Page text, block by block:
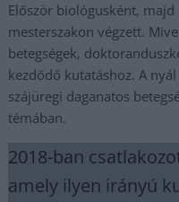
Először biológusként,
mesterszakon végzett.
betegségek,
kezdődő kutatáshoz. A
szájüregi daganatos
témában.
2018-ban
amely ilyen irányú